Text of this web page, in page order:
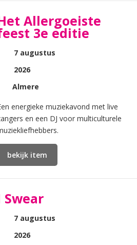
Allergoeiste
3e editie
7 augustus
2026
Almere
energieke muziekavond met live
en een DJ voor multiculturele
bekijk item
Swear
7 augustus
2026